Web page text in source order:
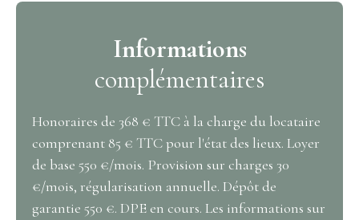
Informations
complémentaires
Honoraires de 368 € TTC à la charge du locataire
comprenant 85 € TTC pour l'état des lieux. Loyer
de base 550 €/mois. Provision sur charges 30
€/mois, régularisation annuelle. Dépôt de
garantie 550 €. DPE en cours. Les informations sur